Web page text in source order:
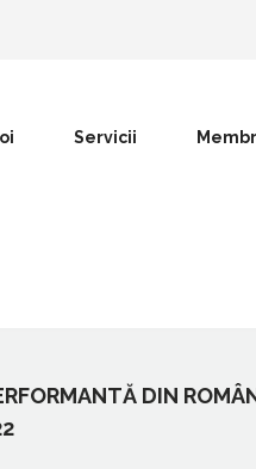
Servicii
DIN